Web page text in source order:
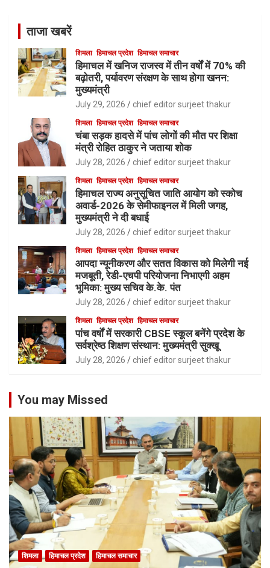
ताजा खबरें
शिमला हिमाचल प्रदेश हिमाचल समाचार
हिमाचल में खनिज राजस्व में तीन वर्षों में 70% की
बढ़ोतरी, पर्यावरण संरक्षण के साथ होगा खनन:
मुख्यमंत्री
July 29, 2026 chief editor surjeet thakur
शिमला हिमाचल प्रदेश हिमाचल समाचार
चंबा सड़क हादसे में पांच लोगों की मौत पर शिक्षा
मंत्री रोहित ठाकुर ने जताया शोक
July 28, 2026 chief editor surjeet thakur
शिमला हिमाचल प्रदेश हिमाचल समाचार
हिमाचल राज्य अनुसूचित जाति आयोग को स्कोच
अवार्ड-2026 के सेमीफाइनल में मिली जगह,
मुख्यमंत्री ने दी बधाई
July 28, 2026 chief editor surjeet thakur
शिमला हिमाचल प्रदेश हिमाचल समाचार
आपदा न्यूनीकरण और सतत विकास को मिलेगी नई
मजबूती, रेडी-एचपी परियोजना निभाएगी अहम
भूमिका: मुख्य सचिव के.के. पंत
July 28, 2026 chief editor surjeet thakur
शिमला हिमाचल प्रदेश हिमाचल समाचार
पांच वर्षों में सरकारी CBSE स्कूल बनेंगे प्रदेश के
सर्वश्रेष्ठ शिक्षण संस्थान: मुख्यमंत्री सुक्खू
July 28, 2026 chief editor surjeet thakur
You may Missed
शिमला हिमाचल प्रदेश हिमाचल समाचार